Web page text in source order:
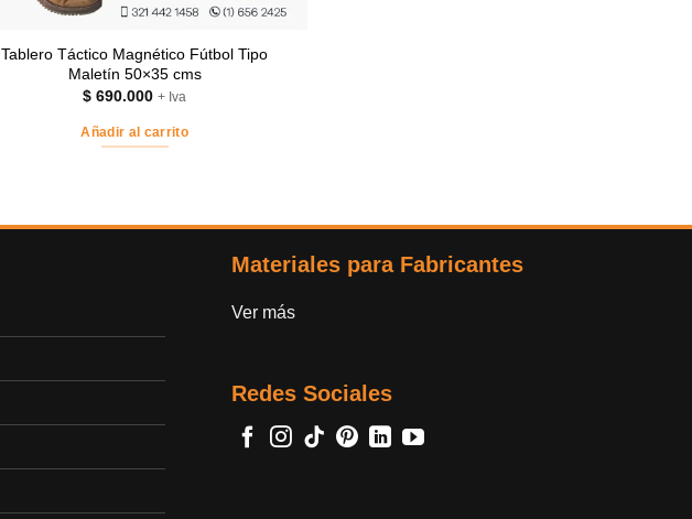
Tablero Táctico Magnético Fútbol Tipo
Maletín 50×35 cms
$ 690.000 + Iva
Añadir al carrito
Materiales para Fabricantes
Ver más
Redes Sociales